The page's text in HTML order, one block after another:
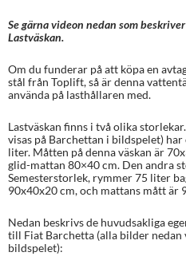
Se gärna videon nedan som
Lastväskan.
Om du funderar på att köpa en
stål från Toplift, så är denna
använda på lasthållaren med.
Lastväskan finns i två olika
visas på Barchettan i bildspelet)
liter. Måtten på denna väskan är
glid-mattan 80×40 cm. Den andra
Semesterstorlek, rymmer 75 liter
90x40x20 cm, och mattans mått är
Nedan beskrivs de huvudsakliga
till Fiat Barchetta (alla bilder nedan
bildspelet):